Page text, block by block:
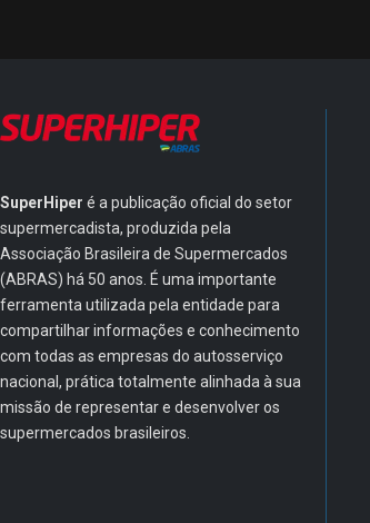
SuperHiper é a publicação oficial do setor
supermercadista, produzida pela
Associação Brasileira de Supermercados
(ABRAS) há 50 anos. É uma importante
ferramenta utilizada pela entidade para
compartilhar informações e conhecimento
com todas as empresas do autosserviço
nacional, prática totalmente alinhada à sua
missão de representar e desenvolver os
supermercados brasileiros.